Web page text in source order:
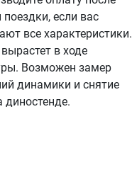
поездки, если вас
все характеристики.
в ходе
Возможен замер
динамики и снятие
диностенде.